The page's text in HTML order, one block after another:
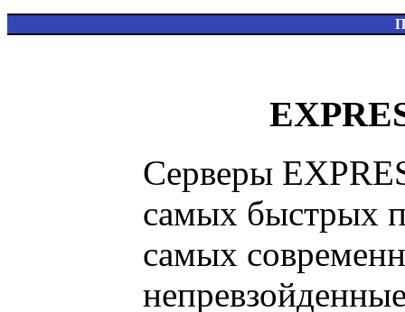
Серверы
самых быстрых
самых